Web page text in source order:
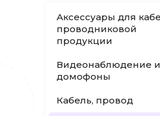
Аксессуары для
проводниковой
продукции
Видеонаблюдение и
домофоны
Кабель, провод